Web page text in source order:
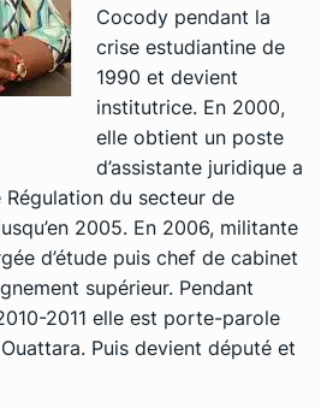
Cocody pendant la
crise estudiantine de
1990 et devient
institutrice. En 2000,
elle obtient un poste
d’assistante juridique a
Régulation du secteur de
2005. En 2006, militante
d’étude puis chef de cabinet
supérieur. Pendant
2011 elle est porte-parole
Puis devient député et